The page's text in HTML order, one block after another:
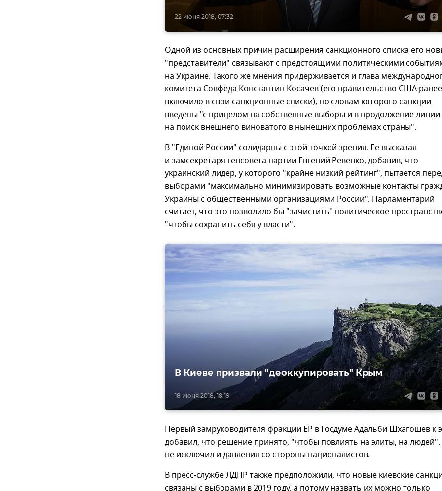
22 июня 2018, 07:32
Одной из основных причин расширения санкционного списка его
"представители" связывают с предстоящими политическими
на Украине. Такого же мнения придерживается и глава
комитета Совфеда Константин Косачев (его правительство США ранее
включило в свои санкционные списки), по словам которого санкции
введены "с прицелом на собственные выборы и в продолжение линии
на поиск внешнего виноватого в нынешних проблемах страны".
В "Единой России" солидарны с этой точкой зрения. Ее высказал
и замсекретаря генсовета партии Евгений Ревенко, добавив, что
украинский лидер, у которого "крайне низкий рейтинг", пытается
выборами "максимально минимизировать возможные контакты
Украины с общественными организациями России". Парламентарий
считает, что это позволило бы "зачистить" политическое
"чтобы сохранить себя у власти".
18 июня 2018, 18:19
В Киеве призвали "деоккупировать" Крым
Первый замруководителя фракции ЕР в Госдуме Адальби Шхагошев к
добавил, что решение принято, "чтобы повлиять на элиты, на
не исключил и давления со стороны националистов.
В пресс-службе ЛДПР также предположили, что новые киевские
связаны с выборами в 2019 году, а потому назвать их можно только